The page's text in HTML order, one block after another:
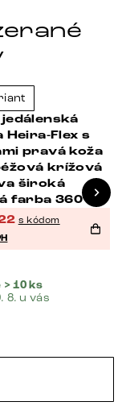
Heira-Flex s
pravá koža
krížová
široká
farba 360°
s kódom
> 10 ks
8. u vás